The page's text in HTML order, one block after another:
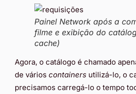
Painel Network após a
filme e exibição do
cache)
Agora, o catálogo é chamado
de vários containers utilizá-lo, o
precisamos carregá-lo o tempo